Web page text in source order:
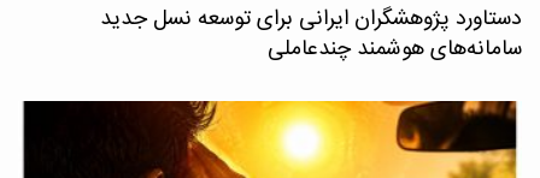
دستاورد پژوهشگران ایرانی برای توسعه نسل جدید
سامانه‌های هوشمند چندعاملی